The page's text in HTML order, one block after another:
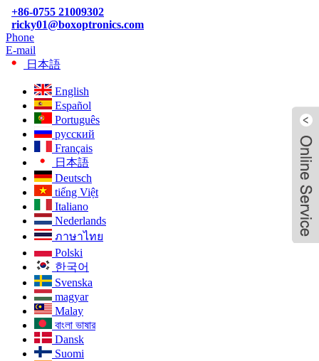
+86-0755 21009302
ricky01@boxoptronics.com
Phone
E-mail
日本語
English
Español
Português
русский
Français
日本語
Deutsch
tiếng Việt
Italiano
Nederlands
ภาษาไทย
Polski
한국어
Svenska
magyar
Malay
বাংলা ভাষার
Dansk
Suomi